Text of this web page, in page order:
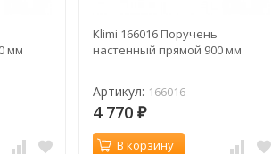
мм
Klimi 166016 Поручень
настенный прямой 900 мм
Артикул: 166016
4 770 ₽
В корзину